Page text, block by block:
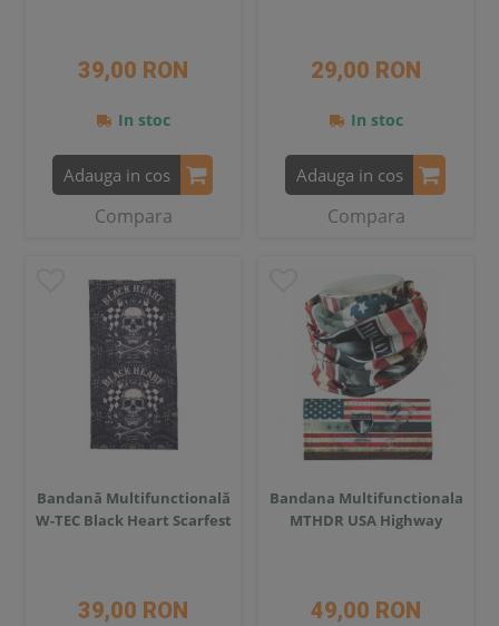
39,00 RON
In stoc
Adauga in cos
Compara
29,00 RON
In stoc
Adauga in cos
Compara
Bandană Multifunctională
W-TEC Black Heart Scarfest
39,00 RON
Bandana Multifunctionala
MTHDR USA Highway
49,00 RON